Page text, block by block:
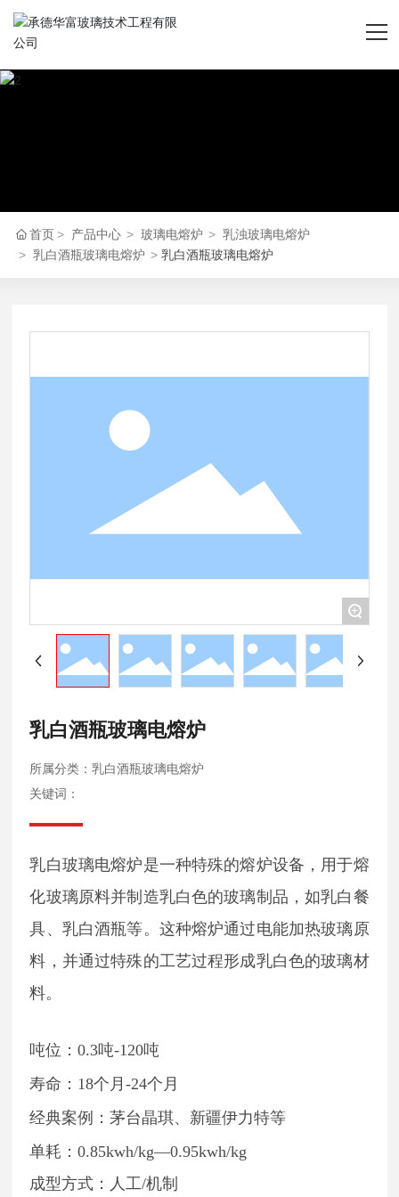
技术保障
首页 产品中心 玻璃电熔炉
乳浊玻璃电熔炉
乳白酒瓶玻璃电熔炉
乳白酒瓶玻璃电熔炉
+
乳白酒瓶玻璃电熔炉
所属分类：乳白酒瓶玻璃电熔炉
关键词：
乳白玻璃电熔炉是一种特殊的熔炉设备，用于熔
化玻璃原料并制造乳白色的玻璃制品，如乳白餐
具、乳白酒瓶等。这种熔炉通过电能加热玻璃原
料，并通过特殊的工艺过程形成乳白色的玻璃材
料。
吨位：0.3吨-120吨
寿命：18个月-24个月
经典案例：茅台晶琪、新疆伊力特等
单耗：0.85kwh/kg—0.95kwh/kg
成型方式：人工/机制